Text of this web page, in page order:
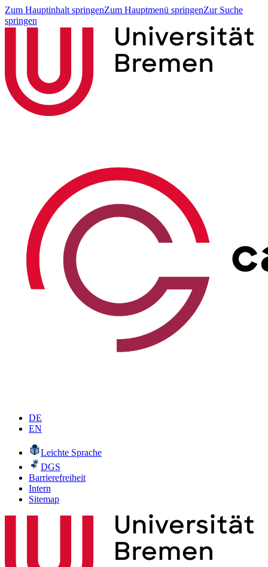
Zum Hauptinhalt springenZum Hauptmenü springenZur Suche
springen
DE
EN
Leichte Sprache
DGS
Barrierefreiheit
Intern
Sitemap